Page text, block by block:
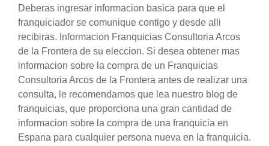
Deberas ingresar informacion basica para que el
franquiciador se comunique contigo y desde alli
recibiras. Informacion Franquicias Consultoria Arcos
de la Frontera de su eleccion. Si desea obtener mas
informacion sobre la compra de un Franquicias
Consultoria Arcos de la Frontera antes de realizar una
consulta, le recomendamos que lea nuestro blog de
franquicias, que proporciona una gran cantidad de
informacion sobre la compra de una franquicia en
Espana para cualquier persona nueva en la franquicia.